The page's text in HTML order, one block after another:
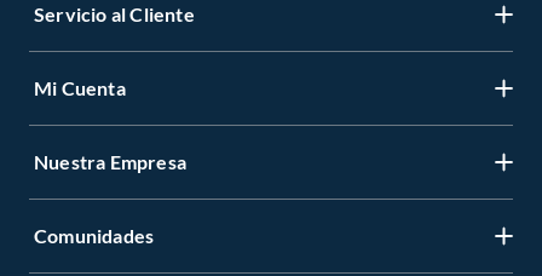
Servicio al Cliente
Mi Cuenta
Nuestra Empresa
Comunidades